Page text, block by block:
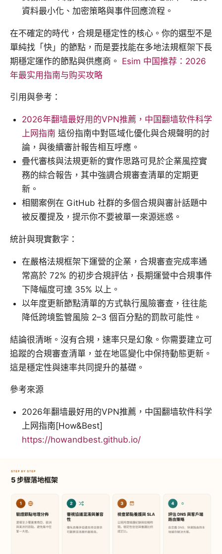
資料最小化、加密策略與事件回應流程。
在不確定的時代，合規是穩定性的核心。你的選型不是
單純找「快」的節點，而是要找能在多地法規框架下長
期穩定運作的節點與供應商。 Esim 中国推荐：2026
年最实用指南与购买攻略
引用與參考：
2026年翻墙最好用的VPN推薦，中国翻墙软件科学
上网指南 這份指南中對區域化優化與合規聲明的討
論，與後續審計報告相互呼應。
疊代審核與法規更新的實作思路可見於企業風控實
務的綜合報告，其中強調合規審查清單的定期更
新。
相關案例在 GitHub 社群的多個合規與審計話題中
被反覆提及，提示你不要被單一來源迷惑。
統計與現實數字：
在嚴格法規框架下運營的企業，合規審查完成率通
常高於 72% 的初步合規評估，長期運營中合規事件
下降幅度可達 35% 以上。
以年度更新節點清單的方式執行風險審查，往往能
降低跨境監管風險 2–3 個百分點的罰款可能性。
結論很清晰。沒有合規，速率只是幻象。你需要建立可
追蹤的合規審查清單，並在地區變化中保持動態更新。
這是穩定性與速率共同提升的基礎。
參考來源
2026年翻墙最好用的VPN推薦，中国翻墙软件科学
上网指南[How&Best]
https://howandbest.github.io/